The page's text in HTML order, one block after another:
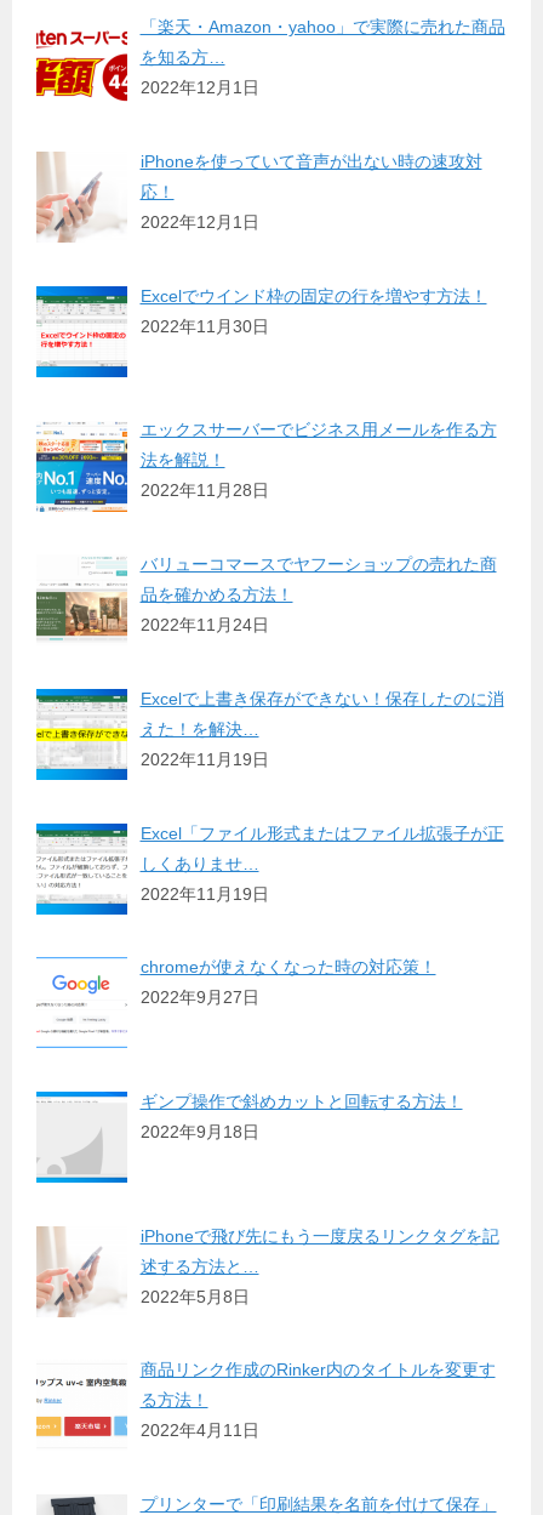
「楽天・Amazon・yahoo」で実際に売れた商品
を知る方…
2022年12月1日
iPhoneを使っていて音声が出ない時の速攻対
応！
2022年12月1日
Excelでウインド枠の固定の行を増やす方法！
2022年11月30日
エックスサーバーでビジネス用メールを作る方
法を解説！
2022年11月28日
バリューコマースでヤフーショップの売れた商
品を確かめる方法！
2022年11月24日
Excelで上書き保存ができない！保存したのに消
えた！を解決…
2022年11月19日
Excel「ファイル形式またはファイル拡張子が正
しくありませ…
2022年11月19日
chromeが使えなくなった時の対応策！
2022年9月27日
ギンプ操作で斜めカットと回転する方法！
2022年9月18日
iPhoneで飛び先にもう一度戻るリンクタグを記
述する方法と…
2022年5月8日
商品リンク作成のRinker内のタイトルを変更す
る方法！
2022年4月11日
プリンターで「印刷結果を名前を付けて保存」